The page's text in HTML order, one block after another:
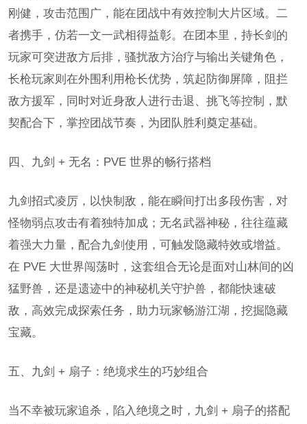
刚健，攻击范围广，能在团战中有效控制大片区域。二
者携手，仿若一文一武相得益彰。在团本里，持长剑的
玩家可突进敌方后排，骚扰敌方治疗与输出关键角色，
长枪玩家则在外围利用枪长优势，筑起防御屏障，阻拦
敌方援军，同时对近身敌人进行击退、挑飞等控制，默
契配合下，掌控团战节奏，为团队胜利奠定基础。
四、九剑 + 无名：PVE 世界的畅行搭档
九剑招式凌厉，以快制敌，能在瞬间打出多段伤害，对
怪物弱点攻击有着独特加成；无名武器神秘，往往蕴藏
着强大力量，配合九剑使用，可触发隐藏特效或增益。
在 PVE 大世界闯荡时，这套组合无论是面对山林间的凶
猛野兽，还是遗迹中的神秘机关守护兽，都能快速破
敌，高效完成探索任务，助力玩家畅游江湖，挖掘隐藏
宝藏。
五、九剑 + 扇子：绝境求生的巧妙组合
当不幸被玩家追杀，陷入绝境之时，九剑 + 扇子的搭配